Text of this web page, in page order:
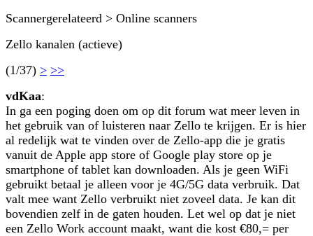
Scannergerelateerd > Online scanners
Zello kanalen (actieve)
(1/37) > >>
vdKaa:
In ga een poging doen om op dit forum wat meer leven in
het gebruik van of luisteren naar Zello te krijgen. Er is hier
al redelijk wat te vinden over de Zello-app die je gratis
vanuit de Apple app store of Google play store op je
smartphone of tablet kan downloaden. Als je geen WiFi
gebruikt betaal je alleen voor je 4G/5G data verbruik. Dat
valt mee want Zello verbruikt niet zoveel data. Je kan dit
bovendien zelf in de gaten houden. Let wel op dat je niet
een Zello Work account maakt, want die kost €80,= per